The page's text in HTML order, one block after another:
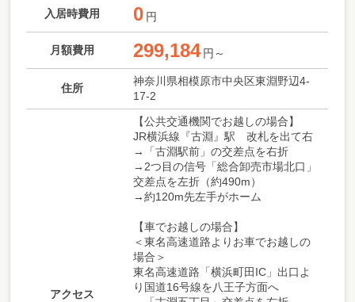
入居時費用 0 円
月額費用 299,184 円～
住所
神奈川県相模原市中央区東淵野辺4-
17-2
アクセス
【公共交通機関でお越しの場合】
JR横浜線『古淵』駅 改札を出て右
→「古淵駅前」の交差点を右折
→2つ目の信号「総合卸売市場北口」
交差点を左折（約490m）
→約120m先左手がホーム
【車でお越しの場合】
＜東名高速道路よりお車でお越しの
場合＞
東名高速道路「横浜町田IC」出口よ
り国道16号線を八王子方面へ